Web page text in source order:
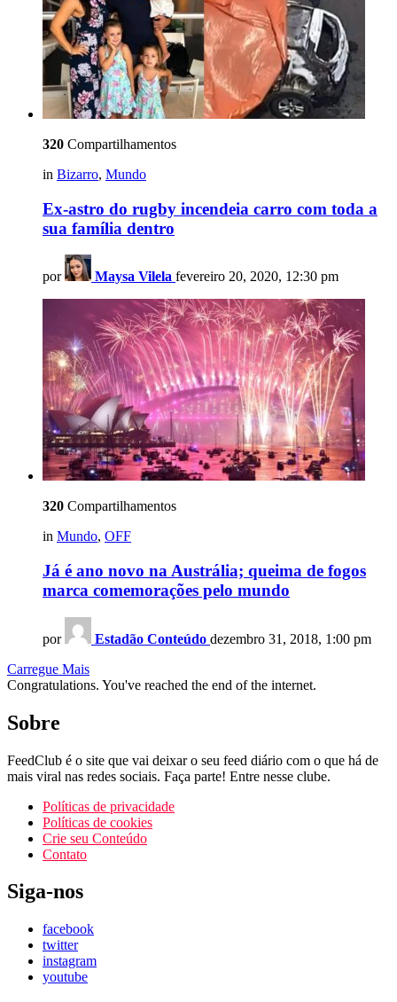
320 Compartilhamentos
in Bizarro, Mundo
Ex-astro do rugby incendeia carro com toda a
sua família dentro
por Maysa Vilela fevereiro 20, 2020, 12:30 pm
320 Compartilhamentos
in Mundo, OFF
Já é ano novo na Austrália; queima de fogos
marca comemorações pelo mundo
por Estadão Conteúdo dezembro 31, 2018, 1:00 pm
Carregue Mais
Congratulations. You've reached the end of the internet.
Sobre
FeedClub é o site que vai deixar o seu feed diário com o que há de
mais viral nas redes sociais. Faça parte! Entre nesse clube.
Políticas de privacidade
Políticas de cookies
Crie seu Conteúdo
Contato
Siga-nos
facebook
twitter
instagram
youtube